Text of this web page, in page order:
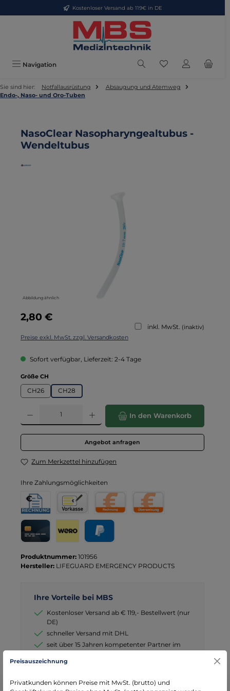
Zum Hauptinhalt springenKostenloser Versand ab 119€ in DE
Navigation Du hast 0
Sie sind hier: Notfallausrüstung
Absaugung und Atemweg
Endo-, Naso- und Oro-Tuben
NasoClear Nasopharyngealtubus -
Wendeltubus
Abbildung ähnlich
Regulärer Preis:
2,80 €
inkl. MwSt. (inaktiv)
Preise exkl. MwSt. zzgl. Versandkosten
Sofort verfügbar, Lieferzeit: 2-4 Tage
Größe CH
CH26 CH28
Produkt Anzahl: Gib den gewünschten Wert ein oder benutze die
In den Warenkorb
Angebot anfragen
Zum Merkzettel hinzufügen
Ihre Zahlungsmöglichkeiten
Produktnummer: 101956
Hersteller: LIFEGUARD EMERGENCY PRODUCTS
Ihre Vorteile bei MBS
Kostenloser Versand ab € 119,- Bestellwert (nur
DE)
schneller Versand mit DHL
seit über 15 Jahren kompetenter Partner im
Preisauszeichnung
Privatkunden können Preise mit MwSt. (brutto) und